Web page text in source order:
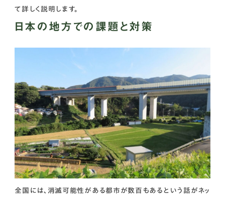
て詳しく説明します。
日本の地方での課題と対策
全国には、消滅可能性がある都市が数百もあるという話がネッ